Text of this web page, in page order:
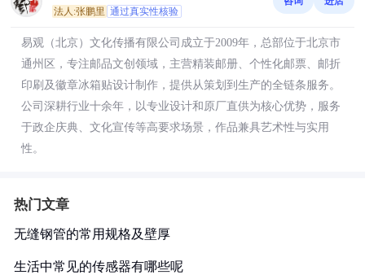
法人:张鹏里 通过真实性核验
易观（北京）文化传播有限公司成立于2009年，总部位于北京市
通州区，专注邮品文创领域，主营精装邮册、个性化邮票、邮折
印刷及徽章冰箱贴设计制作，提供从策划到生产的全链条服务。
公司深耕行业十余年，以专业设计和原厂直供为核心优势，服务
于政企庆典、文化宣传等高要求场景，作品兼具艺术性与实用
性。
热门文章
无缝钢管的常用规格及壁厚
生活中常见的传感器有哪些呢